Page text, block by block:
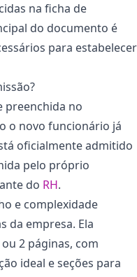
na ficha de
do documento é
para estabelecer
preenchida no
o novo funcionário já
oficialmente admitido
pelo próprio
do RH.
e complexidade
da empresa. Ela
2 páginas, com
ideal e seções para